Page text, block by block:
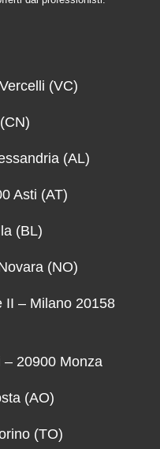
(VC)
(AL)
Asti (AT)
(BL)
(NO)
II – Milano 20158
– 20900 Monza
(AO)
(TO)